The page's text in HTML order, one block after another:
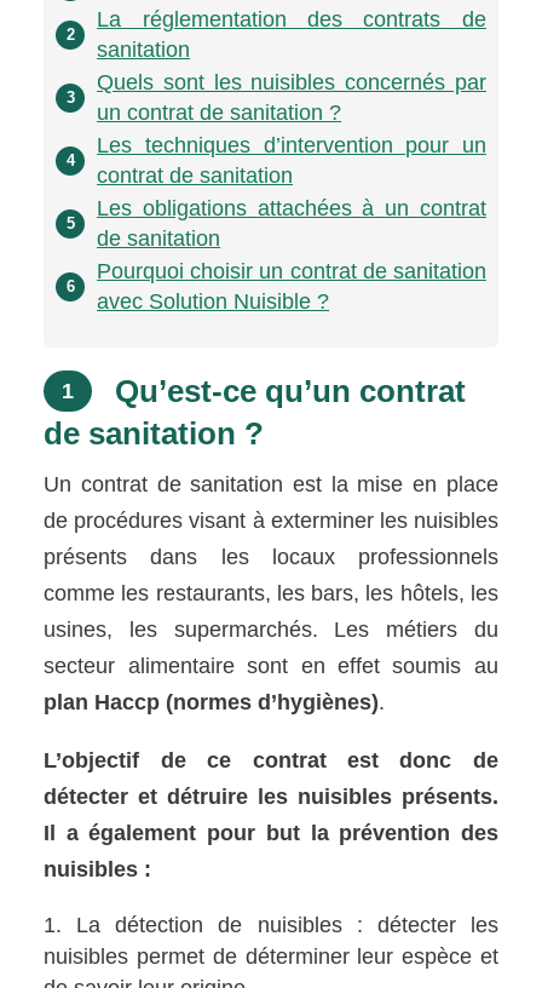
2
La réglementation des contrats de
sanitation
3
Quels sont les nuisibles concernés par
un contrat de sanitation ?
4
Les techniques d’intervention pour un
contrat de sanitation
5
Les obligations attachées à un contrat
de sanitation
6
Pourquoi choisir un contrat de sanitation
avec Solution Nuisible ?
1
Qu’est-ce qu’un contrat
de sanitation ?
Un contrat de sanitation est la mise en place
de procédures visant à exterminer les nuisibles
présents dans les locaux professionnels
comme les restaurants, les bars, les hôtels, les
usines, les supermarchés. Les métiers du
secteur alimentaire sont en effet soumis au
plan Haccp (normes d’hygiènes).
L’objectif de ce contrat est donc de
détecter et détruire les nuisibles présents.
Il a également pour but la prévention des
nuisibles :
La détection de nuisibles : détecter les
nuisibles permet de déterminer leur espèce et